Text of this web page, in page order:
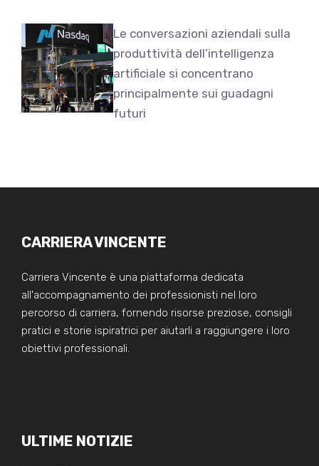
Le conversazioni aziendali sulla
produttività dell’intelligenza
artificiale si concentrano
principalmente sui guadagni
futuri
CARRIERA VINCENTE
Carriera Vincente è una piattaforma dedicata
all'accompagnamento dei professionisti nel loro
percorso di carriera, fornendo risorse preziose, consigli
pratici e storie ispiratrici per aiutarli a raggiungere i loro
obiettivi professionali.
ULTIME NOTIZIE